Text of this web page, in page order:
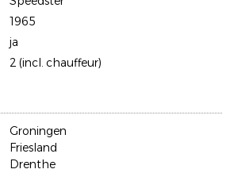
1965
ja
2 (incl. chauffeur)
Groningen
Friesland
Drenthe